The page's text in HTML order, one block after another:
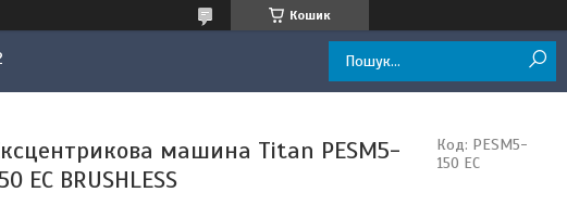
Кошик
машина Titan PESM5-
EC BRUSHLESS
Код: PESM5-
150 EC